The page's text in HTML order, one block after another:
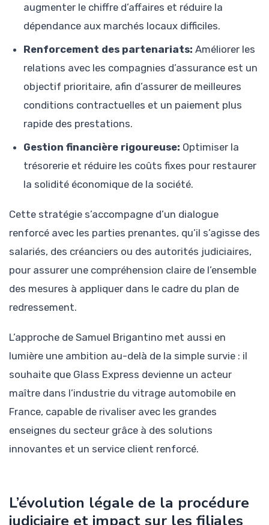
augmenter le chiffre d’affaires et réduire la
dépendance aux marchés locaux difficiles.
Renforcement des partenariats: Améliorer les
relations avec les compagnies d’assurance est un
objectif prioritaire, afin d’assurer de meilleures
conditions contractuelles et un paiement plus
rapide des prestations.
Gestion financière rigoureuse: Optimiser la
trésorerie et réduire les coûts fixes pour restaurer
la solidité économique de la société.
Cette stratégie s’accompagne d’un dialogue
renforcé avec les parties prenantes, qu’il s’agisse des
salariés, des créanciers ou des autorités judiciaires,
pour assurer une compréhension claire de l’ensemble
des mesures à appliquer dans le cadre du plan de
redressement.
L’approche de Samuel Brigantino met aussi en
lumière une ambition au-delà de la simple survie : il
souhaite que Glass Express devienne un acteur
maître dans l’industrie du vitrage automobile en
France, capable de rivaliser avec les grandes
enseignes du secteur grâce à des solutions
innovantes et un service client renforcé.
L’évolution légale de la procédure
judiciaire et impact sur les filiales